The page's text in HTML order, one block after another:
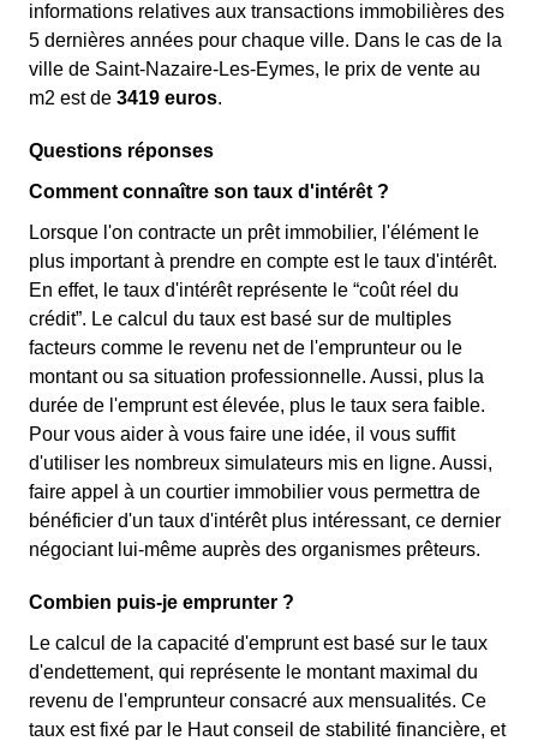
informations relatives aux transactions immobilières des
5 dernières années pour chaque ville. Dans le cas de la
ville de Saint-Nazaire-Les-Eymes, le prix de vente au
m2 est de 3419 euros.
Questions réponses
Comment connaître son taux d'intérêt ?
Lorsque l'on contracte un prêt immobilier, l'élément le
plus important à prendre en compte est le taux d'intérêt.
En effet, le taux d'intérêt représente le “coût réel du
crédit”. Le calcul du taux est basé sur de multiples
facteurs comme le revenu net de l'emprunteur ou le
montant ou sa situation professionnelle. Aussi, plus la
durée de l'emprunt est élevée, plus le taux sera faible.
Pour vous aider à vous faire une idée, il vous suffit
d'utiliser les nombreux simulateurs mis en ligne. Aussi,
faire appel à un courtier immobilier vous permettra de
bénéficier d'un taux d'intérêt plus intéressant, ce dernier
négociant lui-même auprès des organismes prêteurs.
Combien puis-je emprunter ?
Le calcul de la capacité d'emprunt est basé sur le taux
d'endettement, qui représente le montant maximal du
revenu de l'emprunteur consacré aux mensualités. Ce
taux est fixé par le Haut conseil de stabilité financière, et